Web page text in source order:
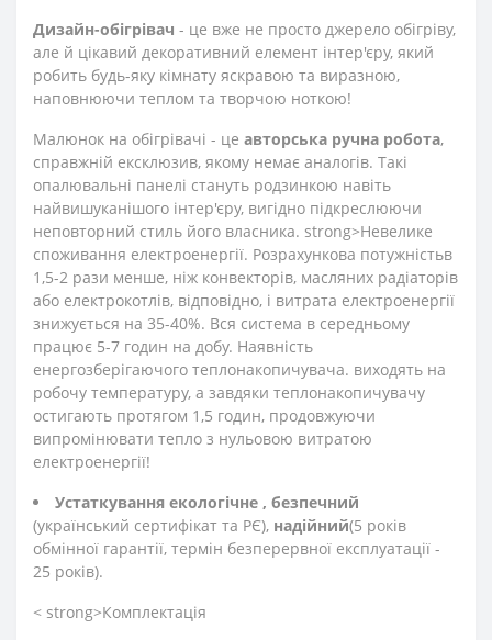
Дизайн-обігрівач - це вже не просто джерело обігріву,
але й цікавий декоративний елемент інтер'єру, який
робить будь-яку кімнату яскравою та виразною,
наповнюючи теплом та творчою ноткою!
Малюнок на обігрівачі - це авторська ручна робота,
справжній ексклюзив, якому немає аналогів. Такі
опалювальні панелі стануть родзинкою навіть
найвишуканішого інтер'єру, вигідно підкреслюючи
неповторний стиль його власника. strong>Невелике
споживання електроенергії. Розрахункова потужністьв
1,5-2 рази менше, ніж конвекторів, масляних радіаторів
або електрокотлів, відповідно, і витрата електроенергії
знижується на 35-40%. Вся система в середньому
працює 5-7 годин на добу. Наявність
енергозберігаючого теплонакопичувача. виходять на
робочу температуру, а завдяки теплонакопичувачу
остигають протягом 1,5 годин, продовжуючи
випромінювати тепло з нульовою витратою
електроенергії!
Устаткування екологічне , безпечний
(український сертифікат та РЄ), надійний(5 років
обмінної гарантії, термін безперервної експлуатації -
25 років).
< strong>Комплектація